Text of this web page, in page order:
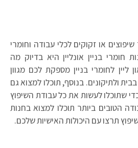
או זקוקים לכלי עבודה וחומרי
חומרי בניין אונליין היא בדיוק מה
לחומרי בניין מספקת לכם מגוון
ולתיקונים. בנוסף, תוכלו למצוא גם
שתוכלו לעשות את כל עבודת השיפוץ
הטובים ביותר תוכלו למצוא בחנות
תרצו עם היכולות האישיות שלכם.